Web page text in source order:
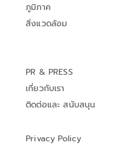
ภูมิภาค
สิ่งแวดล้อม
PR & PRESS
เกี่ยวกับเรา
ติดต่อและ สนับสนุน
Privacy Policy